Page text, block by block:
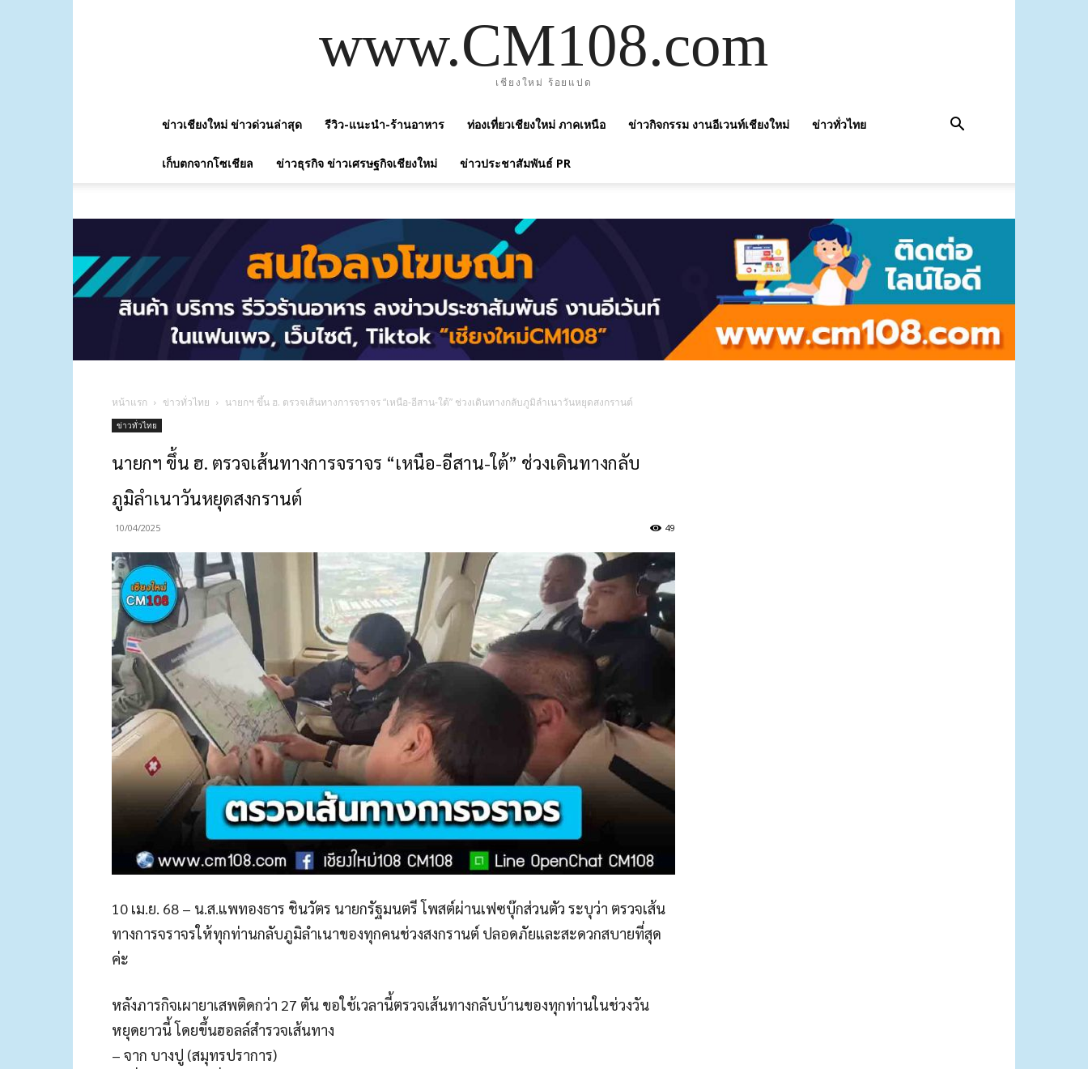
www.CM108.com
เชียงใหม่ ร้อยแปด
ข่าวเชียงใหม่ ข่าวด่วนล่าสุด รีวิว-แนะนำ-ร้านอาหาร ท่องเที่ยวเชียงใหม่ ภาคเหนือ ข่าวกิจกรรม งานอีเวนท์เชียงใหม่ ข่าวทั่วไทย
เก็บตกจากโซเชียล ข่าวธุรกิจ ข่าวเศรษฐกิจเชียงใหม่ ข่าวประชาสัมพันธ์ PR
หน้าแรก ข่าวทั่วไทย นายกฯ ขึ้น ฮ. ตรวจเส้นทางการจราจร “เหนือ-อีสาน-ใต้” ช่วงเดินทางกลับภูมิลำเนาวันหยุดสงกรานต์
ข่าวทั่วไทย
นายกฯ ขึ้น ฮ. ตรวจเส้นทางการจราจร “เหนือ-อีสาน-ใต้” ช่วงเดินทางกลับ
ภูมิลำเนาวันหยุดสงกรานต์
10/04/2025 49
10 เม.ย. 68 – น.ส.แพทองธาร ชินวัตร นายกรัฐมนตรี โพสต์ผ่านเฟซบุ๊กส่วนตัว ระบุว่า ตรวจเส้น
ทางการจราจรให้ทุกท่านกลับภูมิลำเนาของทุกคนช่วงสงกรานต์ ปลอดภัยและสะดวกสบายที่สุด
ค่ะ
หลังภารกิจเผายาเสพติดกว่า 27 ตัน ขอใช้เวลานี้ตรวจเส้นทางกลับบ้านของทุกท่านในช่วงวัน
หยุดยาวนี้ โดยขึ้นฮอลล์สำรวจเส้นทาง
– จาก บางปู (สมุทรปราการ)